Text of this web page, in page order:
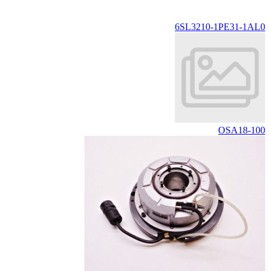
6SL3210-1PE31-1AL0
OSA18-100